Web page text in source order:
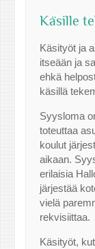
Käsille
Käsityöt ja
itseään ja
ehkä
käsillä
Syysloma
toteuttaa
koulut
aikaan.
erilaisia
järjestää
vielä
rekvisiittaa.
Käsityöt,